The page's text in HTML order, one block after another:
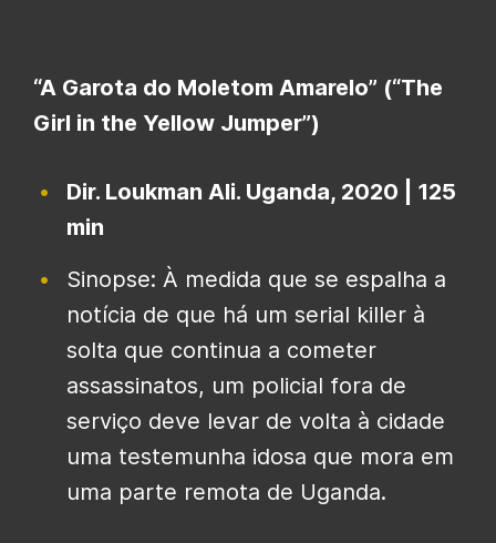
“A Garota do Moletom Amarelo” (“The
Girl in the Yellow Jumper”)
Dir. Loukman Ali. Uganda, 2020 | 125
min
Sinopse: À medida que se espalha a
notícia de que há um serial killer à
solta que continua a cometer
assassinatos, um policial fora de
serviço deve levar de volta à cidade
uma testemunha idosa que mora em
uma parte remota de Uganda.